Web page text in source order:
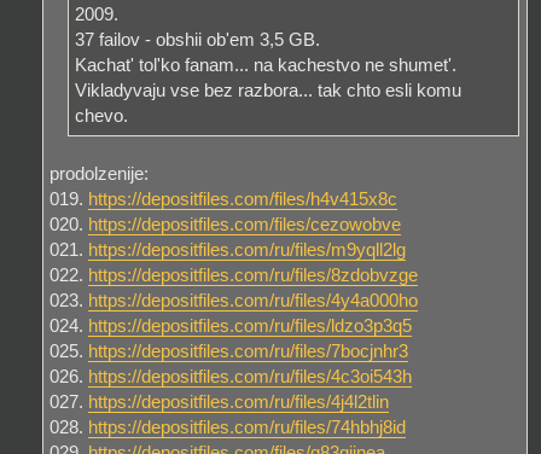
2009.
37 failov - obshii ob'em 3,5 GB.
Kachat' tol'ko fanam... na kachestvo ne shumet'.
Vikladyvaju vse bez razbora... tak chto esli komu
chevo.
prodolzenije:
019. https://depositfiles.com/files/h4v415x8c
020. https://depositfiles.com/files/cezowobve
021. https://depositfiles.com/ru/files/m9yqll2lg
022. https://depositfiles.com/ru/files/8zdobvzge
023. https://depositfiles.com/ru/files/4y4a000ho
024. https://depositfiles.com/ru/files/ldzo3p3q5
025. https://depositfiles.com/ru/files/7bocjnhr3
026. https://depositfiles.com/ru/files/4c3oi543h
027. https://depositfiles.com/ru/files/4j4l2tlin
028. https://depositfiles.com/ru/files/74hbhj8id